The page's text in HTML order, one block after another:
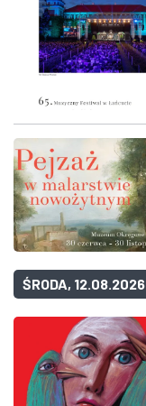
ŚRODA, 12.08.2026